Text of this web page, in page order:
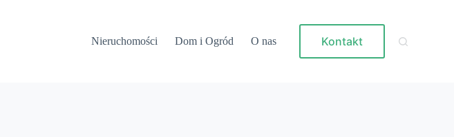
Nieruchomości Dom i Ogród O nas Kontakt